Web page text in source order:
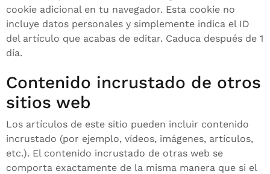
cookie adicional en tu navegador. Esta cookie no
incluye datos personales y simplemente indica el ID
del artículo que acabas de editar. Caduca después de 1
día.
Contenido incrustado de otros
sitios web
Los artículos de este sitio pueden incluir contenido
incrustado (por ejemplo, vídeos, imágenes, artículos,
etc.). El contenido incrustado de otras web se
comporta exactamente de la misma manera que si el